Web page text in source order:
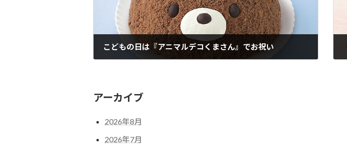
こどもの日は『アニマルデコくまさん』でお祝い
アーカイブ
2026年8月
2026年7月